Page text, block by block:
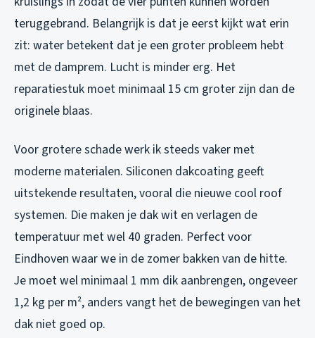
teruggebrand. Belangrijk is dat je eerst kijkt wat erin
zit: water betekent dat je een groter probleem hebt
met de damprem. Lucht is minder erg. Het
reparatiestuk moet minimaal 15 cm groter zijn dan de
originele blaas.
Voor grotere schade werk ik steeds vaker met
moderne materialen. Siliconen dakcoating geeft
uitstekende resultaten, vooral die nieuwe cool roof
systemen. Die maken je dak wit en verlagen de
temperatuur met wel 40 graden. Perfect voor
Eindhoven waar we in de zomer bakken van de hitte.
Je moet wel minimaal 1 mm dik aanbrengen, ongeveer
1,2 kg per m², anders vangt het de bewegingen van het
dak niet goed op.